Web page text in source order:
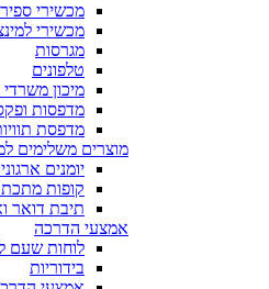
מכשירי
מכשירי
מגרסות
טלפונים
מיכון משרדי
מדפסות
מדפסת
מוצרים משלימים
יומנים
קופות
תיבת דואר
אמצעי הדרכה
לוחות שעם
בידוריות